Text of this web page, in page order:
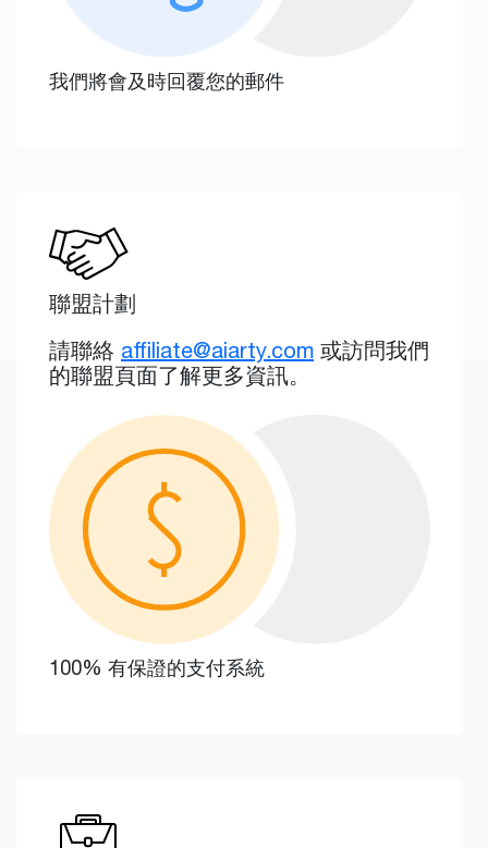
我們將會及時回覆您的郵件
聯盟計劃
請聯絡 affiliate@aiarty.com 或訪問我們
的聯盟頁面了解更多資訊。
100% 有保證的支付系統